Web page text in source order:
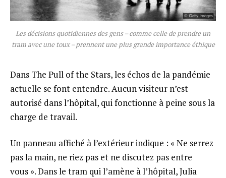
Les décisions quotidiennes des gens – comme celle de prendre un
tram avec une toux – prennent une plus grande importance éthique
Dans The Pull of the Stars, les échos de la pandémie
actuelle se font entendre. Aucun visiteur n’est
autorisé dans l’hôpital, qui fonctionne à peine sous la
charge de travail.
Un panneau affiché à l’extérieur indique : « Ne serrez
pas la main, ne riez pas et ne discutez pas entre
vous ». Dans le tram qui l’amène à l’hôpital, Julia